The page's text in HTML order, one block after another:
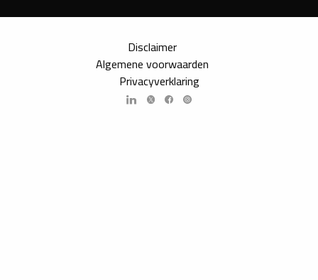
Disclaimer
Algemene voorwaarden
Privacyverklaring